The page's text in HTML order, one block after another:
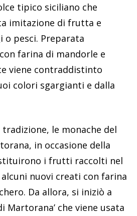
tipico siciliano che
imitazione di frutta e
pesci. Preparata
farina di mandorle e
viene contraddistinto
colori sgargianti e dalla
le monache del
in occasione della
i frutti raccolti nel
nuovi creati con farina
Da allora, si iniziò a
Martorana’ che viene usata